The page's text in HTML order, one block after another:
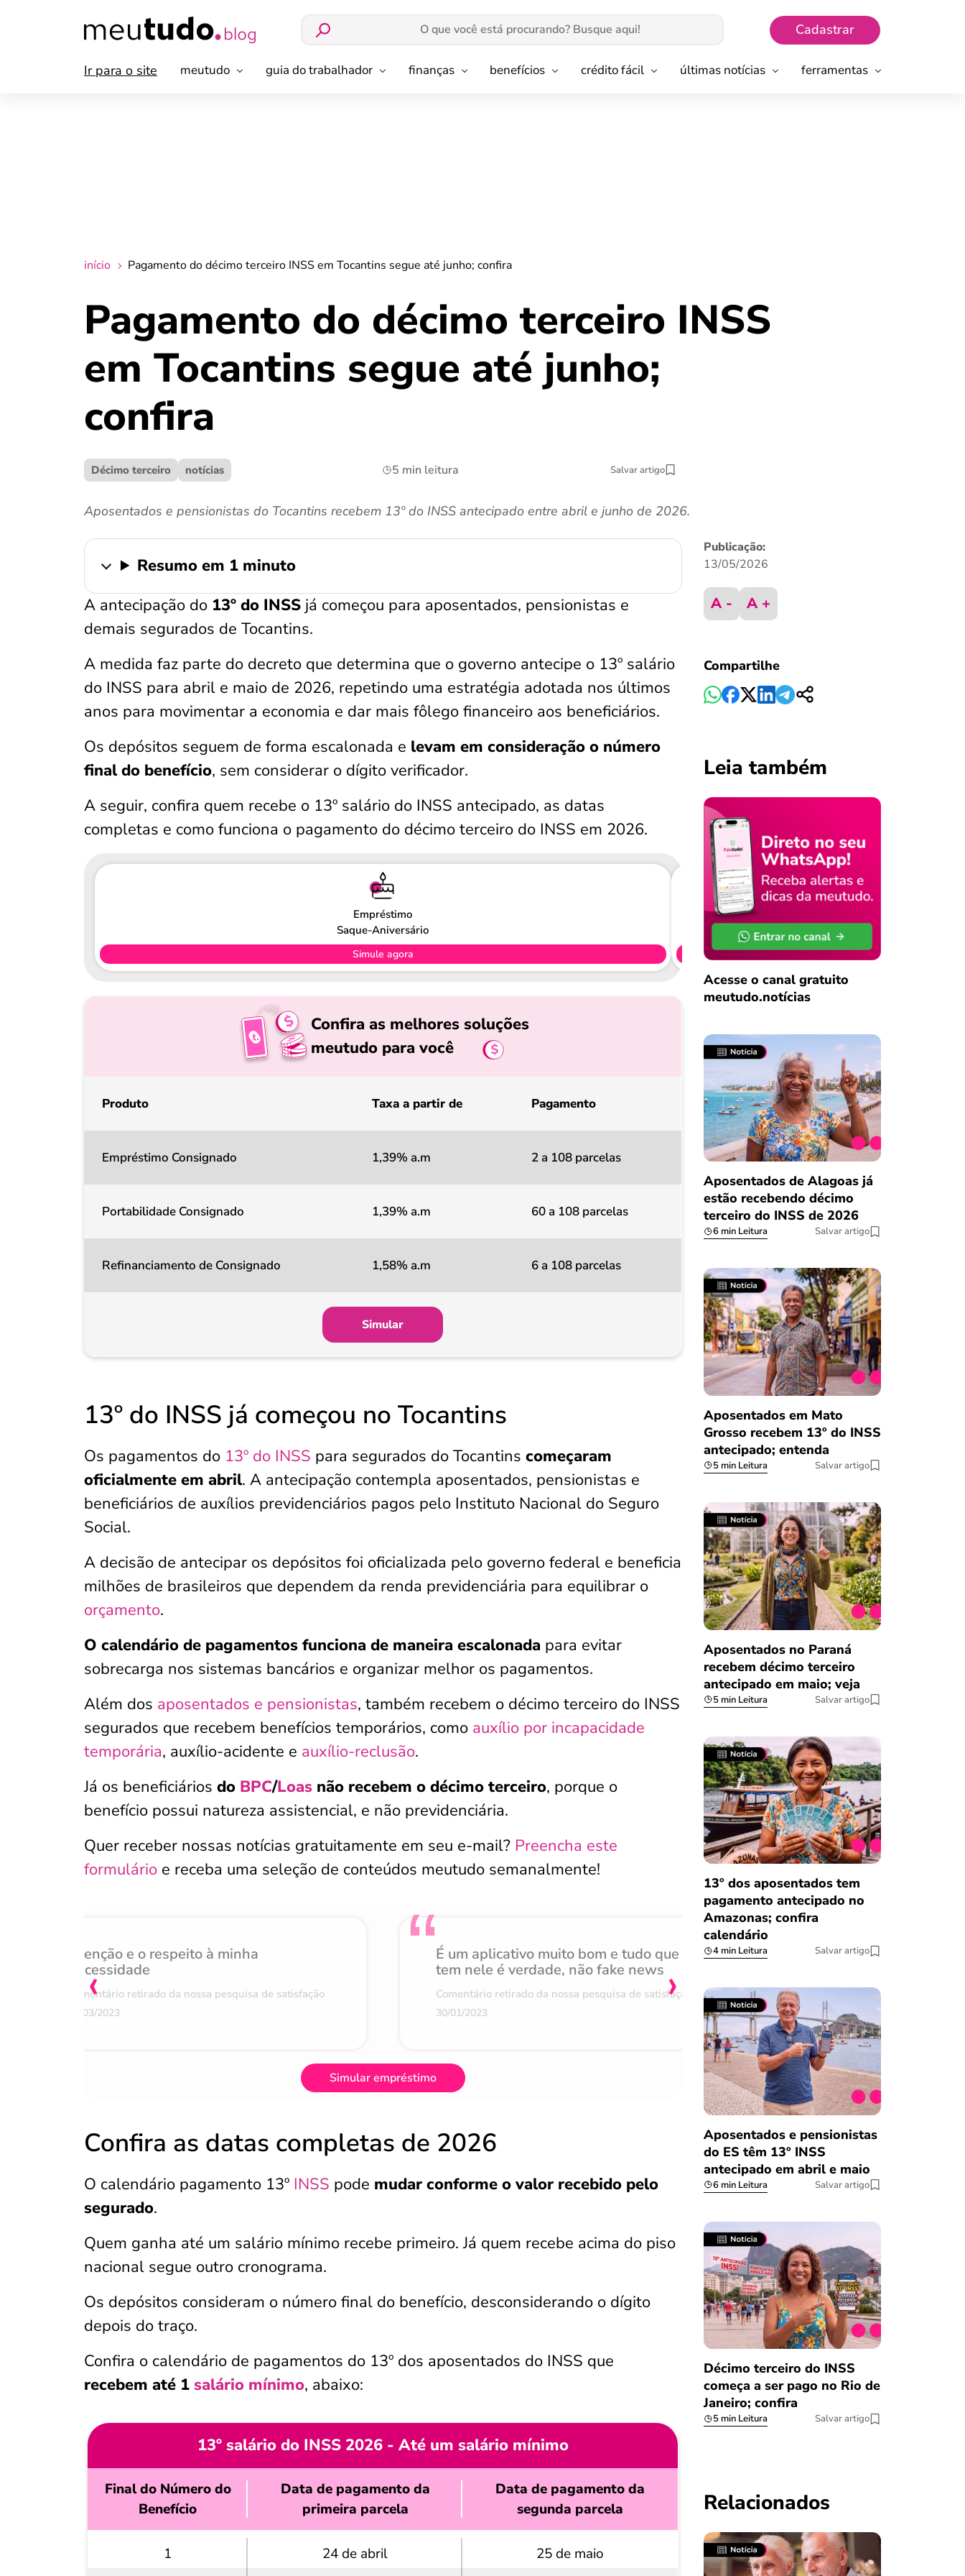
Cadastrar
Ir para o site meutudo guia do trabalhador finanças benefícios crédito fácil últimas notícias ferramentas
início Pagamento do décimo terceiro INSS em Tocantins segue até junho; confira
Pagamento do décimo terceiro INSS
em Tocantins segue até junho;
confira
Décimo terceiro notícias 5 min leitura Salvar artigo
Aposentados e pensionistas do Tocantins recebem 13º do INSS antecipado entre abril e junho de 2026.
Resumo em 1 minuto
A antecipação do 13º do INSS já começou para aposentados, pensionistas e
demais segurados de Tocantins.
A medida faz parte do decreto que determina que o governo antecipe o 13º salário
do INSS para abril e maio de 2026, repetindo uma estratégia adotada nos últimos
anos para movimentar a economia e dar mais fôlego financeiro aos beneficiários.
Os depósitos seguem de forma escalonada e levam em consideração o número
final do benefício, sem considerar o dígito verificador.
A seguir, confira quem recebe o 13º salário do INSS antecipado, as datas
completas e como funciona o pagamento do décimo terceiro do INSS em 2026.
Empréstimo
Saque-Aniversário
Simule agora
Confira as melhores soluções
meutudo para você
Produto Taxa a partir de Pagamento
Empréstimo Consignado 1,39% a.m 2 a 108 parcelas
Portabilidade Consignado 1,39% a.m 60 a 108 parcelas
Refinanciamento de Consignado 1,58% a.m 6 a 108 parcelas
Simular
13º do INSS já começou no Tocantins
Os pagamentos do 13º do INSS para segurados do Tocantins começaram
oficialmente em abril. A antecipação contempla aposentados, pensionistas e
beneficiários de auxílios previdenciários pagos pelo Instituto Nacional do Seguro
Social.
A decisão de antecipar os depósitos foi oficializada pelo governo federal e beneficia
milhões de brasileiros que dependem da renda previdenciária para equilibrar o
orçamento.
O calendário de pagamentos funciona de maneira escalonada para evitar
sobrecarga nos sistemas bancários e organizar melhor os pagamentos.
Além dos aposentados e pensionistas, também recebem o décimo terceiro do INSS
segurados que recebem benefícios temporários, como auxílio por incapacidade
temporária, auxílio-acidente e auxílio-reclusão.
Já os beneficiários do BPC/Loas não recebem o décimo terceiro, porque o
benefício possui natureza assistencial, e não previdenciária.
Quer receber nossas notícias gratuitamente em seu e-mail? Preencha este
formulário e receba uma seleção de conteúdos meutudo semanalmente!
Atenção e o respeito à minha
necessidade
Comentário retirado da nossa pesquisa de satisfação
07/03/2023
É um aplicativo muito bom e tudo que
tem nele é verdade, não fake news
Comentário retirado da nossa pesquisa de satisfação
30/01/2023
Achei muito rápido,
Comentário retirado da nossa
08/03/2023
‹ ›
Simular empréstimo
Confira as datas completas de 2026
O calendário pagamento 13º INSS pode mudar conforme o valor recebido pelo
segurado.
Quem ganha até um salário mínimo recebe primeiro. Já quem recebe acima do piso
nacional segue outro cronograma.
Os depósitos consideram o número final do benefício, desconsiderando o dígito
depois do traço.
Confira o calendário de pagamentos do 13º dos aposentados do INSS que
recebem até 1 salário mínimo, abaixo:
13º salário do INSS 2026 - Até um salário mínimo
Final do Número do
Benefício
Data de pagamento da
primeira parcela
Data de pagamento da
segunda parcela
1 24 de abril
25 de maio
Salvar Ferramenta
Publicação:
13/05/2026
A - A +
Compartilhe
Leia também
Acesse o canal gratuito
meutudo.notícias
Aposentados de Alagoas já
estão recebendo décimo
terceiro do INSS de 2026
6 min Leitura Salvar artigo
Aposentados em Mato
Grosso recebem 13º do INSS
antecipado; entenda
5 min Leitura Salvar artigo
Aposentados no Paraná
recebem décimo terceiro
antecipado em maio; veja
5 min Leitura Salvar artigo
13º dos aposentados tem
pagamento antecipado no
Amazonas; confira
calendário
4 min Leitura Salvar artigo
Aposentados e pensionistas
do ES têm 13º INSS
antecipado em abril e maio
6 min Leitura Salvar artigo
Décimo terceiro do INSS
começa a ser pago no Rio de
Janeiro; confira
5 min Leitura Salvar artigo
Relacionados